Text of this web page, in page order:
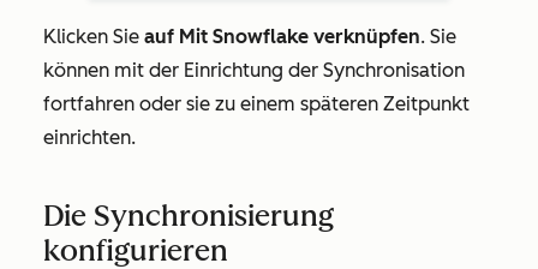
Klicken Sie auf Mit Snowflake verknüpfen. Sie
können mit der Einrichtung der Synchronisation
fortfahren oder sie zu einem späteren Zeitpunkt
einrichten.
Die Synchronisierung
konfigurieren